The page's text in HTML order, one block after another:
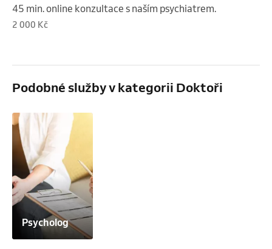
45 min. online konzultace s naším psychiatrem.
2 000 Kč
Podobné služby v kategorii Doktoři
Psycholog